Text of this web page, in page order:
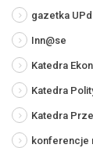
gazetka
Inn@se
Katedra
Katedra
Katedra
konferencje